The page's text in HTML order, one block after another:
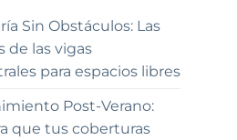
Sin Obstáculos: Las
de las vigas
para espacios libres
Post-Verano:
que tus coberturas